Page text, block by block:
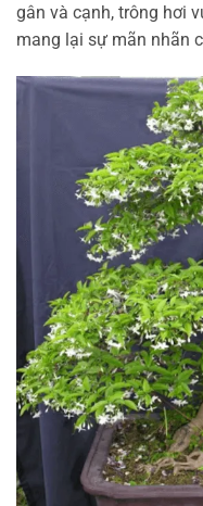
gân và cạnh, trông hơi
mang lại sự mãn nhãn